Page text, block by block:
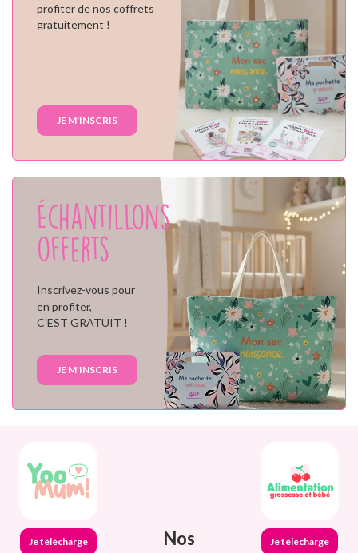
profiter de nos coffrets
gratuitement !
JE M'INSCRIS
Échantillons
offerts
Inscrivez-vous pour
en profiter,
C'EST GRATUIT !
JE M'INSCRIS
Je télécharge
Nos
Je télécharge